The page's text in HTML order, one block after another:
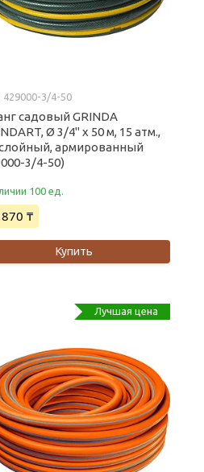
429000-3/4-50
садовый GRINDA
Ø 3/4" x 50 м, 15 атм.,
армированный
3/4-50)
100 ед.
₸
Купить
Лучшая цена